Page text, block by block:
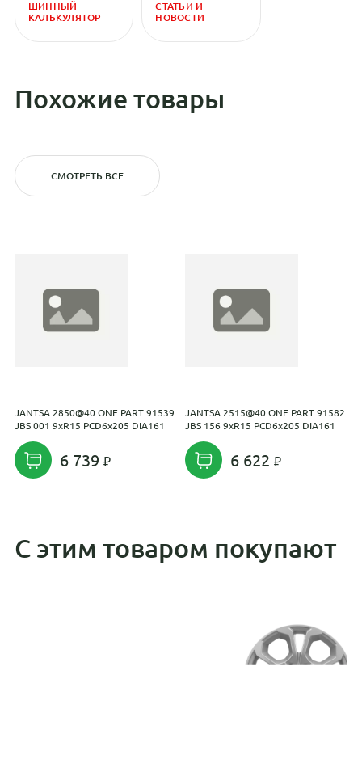
ШИННЫЙ
КАЛЬКУЛЯТОР
СТАТЬИ И
НОВОСТИ
Похожие товары
СМОТРЕТЬ ВСЕ
JANTSA 2850@40 ONE PART 91539
JBS 001 9xR15 PCD6x205 DIA161
6 739
JANTSA 2515@40 ONE PART 91582
JBS 156 9xR15 PCD6x205 DIA161
6 622
С этим товаром покупают